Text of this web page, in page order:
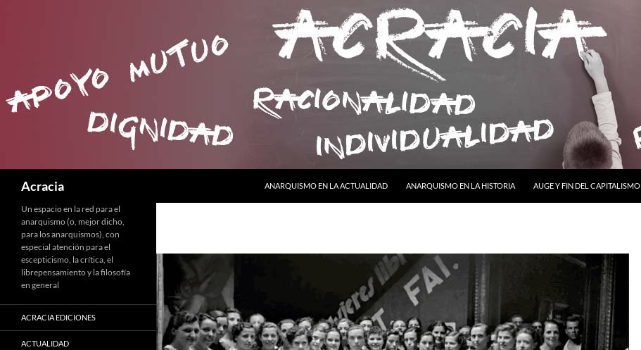
Acracia
ANARQUISMO EN LA ACTUALIDAD
ANARQUISMO EN LA HISTORIA AUGE Y FIN DEL CAPITALISMO
Un espacio en la red para el
anarquismo (o, mejor dicho,
para los anarquismos), con
especial atención para el
escepticismo, la crítica, el
librepensamiento y la filosofía
en general
ACRACIA EDICIONES
ACTUALIDAD